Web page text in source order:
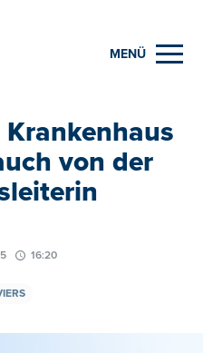
MENÜ
Krankenhaus
von der
16:20